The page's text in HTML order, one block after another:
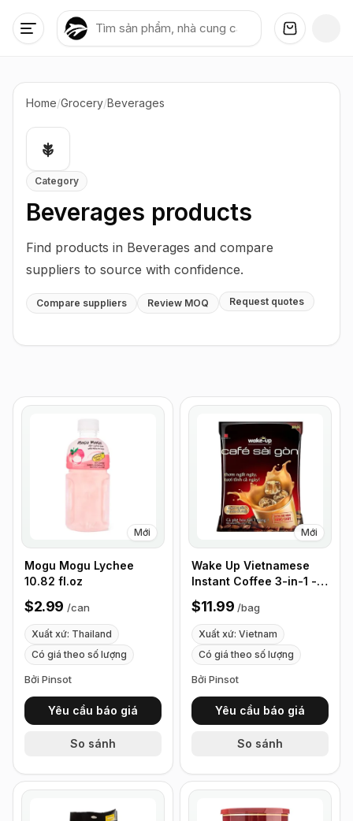
Home/Grocery/Beverages
Category
Beverages products
Find products in Beverages and compare
suppliers to source with confidence.
Compare suppliers Review MOQ Request quotes
Mới
Mogu Mogu Lychee
10.82 fl.oz
$2.99 /can
Xuất xứ: Thailand
Có giá theo số lượng
Bởi Pinsot
Yêu cầu báo giá
So sánh
Mới
Wake Up Vietnamese
Instant Coffee 3-in-1 -
50 Sticks/Bag
$11.99 /bag
Xuất xứ: Vietnam
Có giá theo số lượng
Bởi Pinsot
Yêu cầu báo giá
So sánh